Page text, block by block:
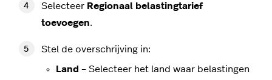
Selecteer Regionaal belastingtarief
toevoegen.
Stel de overschrijving in:
Land – Selecteer het land waar belastingen